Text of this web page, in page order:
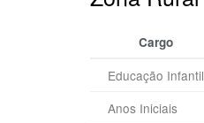
Cargo
Educação Infantil
Anos Iniciais